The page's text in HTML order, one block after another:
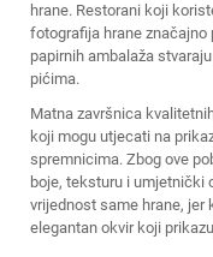
hrane. Restorani koji
fotografija hrane značajno
papirnih ambalaža
pićima.
Matna završnica
koji mogu utjecati na
spremnicima. Zbog ove
boje, teksturu i umjetnički
vrijednost same hrane, jer
elegantan okvir koji